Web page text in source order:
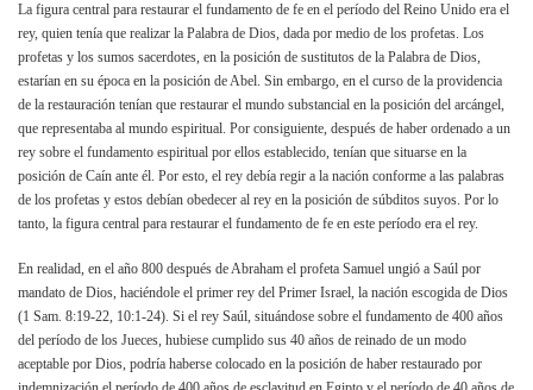
La figura central para restaurar el fundamento de fe en el período del Reino Unido era el
rey, quien tenía que realizar la Palabra de Dios, dada por medio de los profetas. Los
profetas y los sumos sacerdotes, en la posición de sustitutos de la Palabra de Dios,
estarían en su época en la posición de Abel. Sin embargo, en el curso de la providencia
de la restauración tenían que restaurar el mundo substancial en la posición del arcángel,
que representaba al mundo espiritual. Por consiguiente, después de haber ordenado a un
rey sobre el fundamento espiritual por ellos establecido, tenían que situarse en la
posición de Caín ante él. Por esto, el rey debía regir a la nación conforme a las palabras
de los profetas y estos debían obedecer al rey en la posición de súbditos suyos. Por lo
tanto, la figura central para restaurar el fundamento de fe en este período era el rey.
En realidad, en el año 800 después de Abraham el profeta Samuel ungió a Saúl por
mandato de Dios, haciéndole el primer rey del Primer Israel, la nación escogida de Dios
(1 Sam. 8:19-22, 10:1-24). Si el rey Saúl, situándose sobre el fundamento de 400 años
del período de los Jueces, hubiese cumplido sus 40 años de reinado de un modo
aceptable por Dios, podría haberse colocado en la posición de haber restaurado por